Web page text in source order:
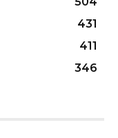
431
411
346